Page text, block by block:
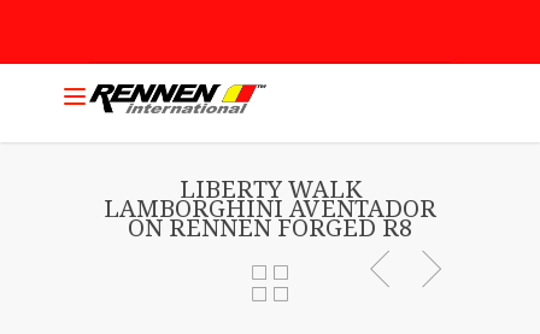
LIBERTY WALK
LAMBORGHINI AVENTADOR
ON RENNEN FORGED R8